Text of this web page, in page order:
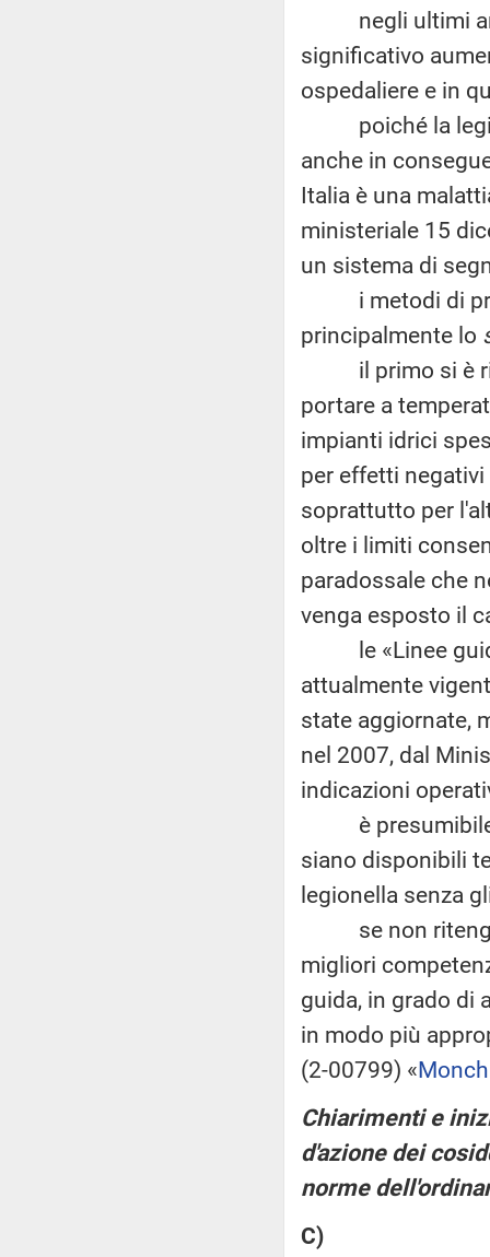
negli ultimi
significativo
ospedaliere e in
poiché la
anche in
Italia è una
ministeriale 15
un sistema di
i metodi di
principalmente lo
il primo si è
portare a
impianti idrici
per effetti
soprattutto per
oltre i limiti
paradossale che
venga esposto il
le «Linee guida
attualmente
state aggiornate,
nel 2007, dal
indicazioni
è presumibile
siano disponibili
legionella senza
se non ritenga
migliori
guida, in grado di
in modo più
(2-00799) «
Chiarimenti e
d'azione dei
norme
C)